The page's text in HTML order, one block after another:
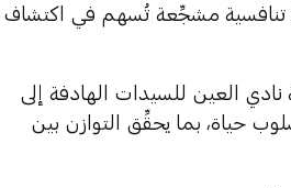
تنافسية مشجِّعة تُسهم في اكتشاف
العين للسيدات الهادفة إلى
حياة، بما يحقِّق التوازن بين